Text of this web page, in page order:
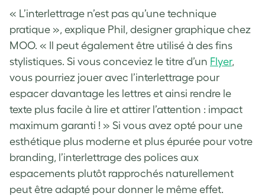
« L’interlettrage n’est pas qu’une technique
pratique », explique Phil, designer graphique chez
MOO. « Il peut également être utilisé à des fins
stylistiques. Si vous conceviez le titre d’un Flyer,
vous pourriez jouer avec l’interlettrage pour
espacer davantage les lettres et ainsi rendre le
texte plus facile à lire et attirer l’attention : impact
maximum garanti ! » Si vous avez opté pour une
esthétique plus moderne et plus épurée pour votre
branding, l’interlettrage des polices aux
espacements plutôt rapprochés naturellement
peut être adapté pour donner le même effet.